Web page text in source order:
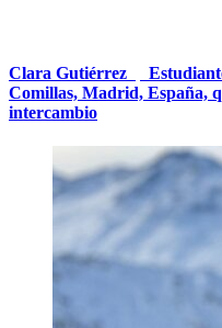
Clara Gutiérrez
Comillas, Madrid, España,
intercambio